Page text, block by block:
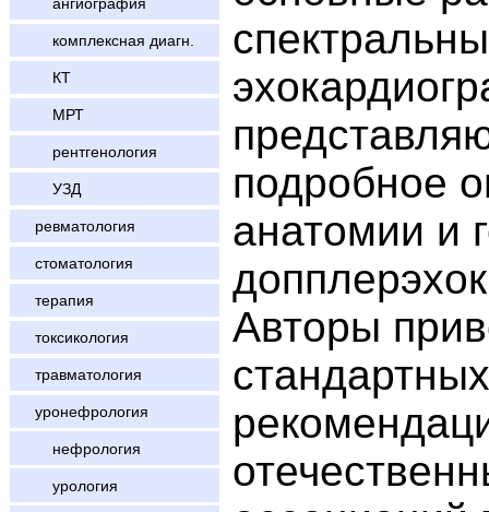
комплексная диагн.
КТ
МРТ
рентгенология
УЗД
ревматология
стоматология
терапия
токсикология
травматология
уронефрология
нефрология
урология
подробное
анатомии и
Авторы